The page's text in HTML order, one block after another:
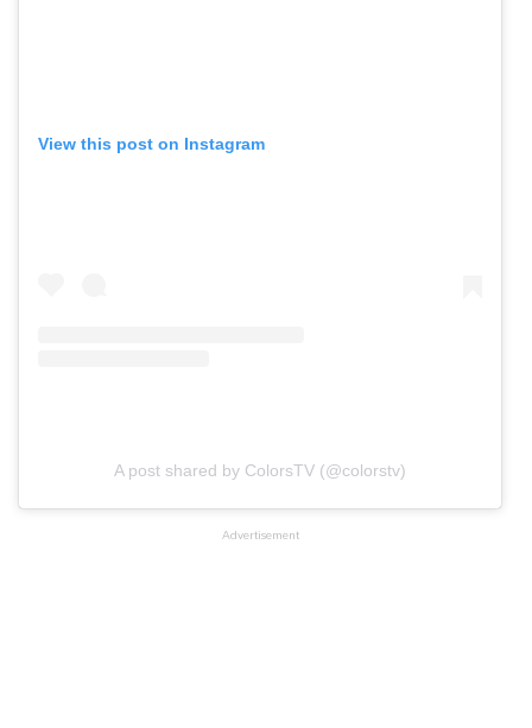
View this post on Instagram
A post shared by ColorsTV (@colorstv)